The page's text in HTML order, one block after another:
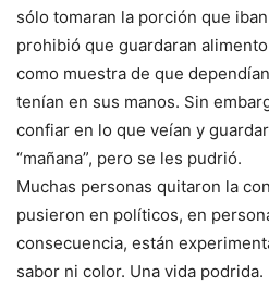
sólo tomaran la porción que
prohibió que guardaran
como muestra de que
tenían en sus manos. Sin
confiar en lo que veían y
“mañana”, pero se les pudrió.
Muchas personas quitaron la
pusieron en políticos, en
consecuencia, están
sabor ni color. Una vida